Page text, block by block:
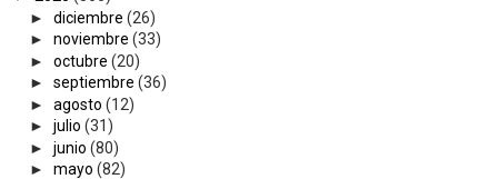
► diciembre (26)
► noviembre (33)
► octubre (20)
► septiembre (36)
► agosto (12)
► julio (31)
► junio (80)
► mayo (82)